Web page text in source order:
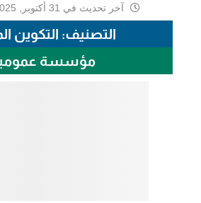
آخر تحديث في
التصنيف: التكوين
مؤسسة